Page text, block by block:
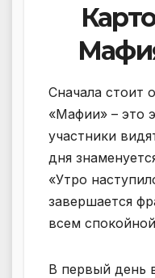
Сначала стоит
«Мафии» – это
участники
дня
«Утро
завершается
всем
В первый день